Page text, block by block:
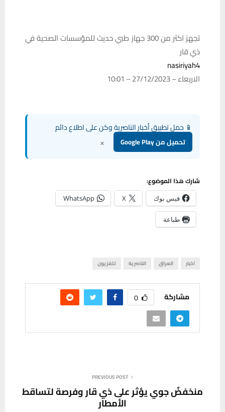
تجهز اكثر من 300 جهاز طبي حديث للمؤسسات الصحية في
ذي قار
nasiriyah4
الاربعاء – 27/12/2023 – 10:01
📱 حمل تطبيق أخبار الناصرية وكن على اطلاع دائم
تحميل من Google Play ×
شارك هذا الموضوع:
فيس بوك X
WhatsApp
طباعة
اخبار العراق الناصرية تلفزيون
مشاركة 0
PREVIOUS POST
منخفضٌ جوي يؤثر على ذي قار وفرصة لتساقط
الأمطار